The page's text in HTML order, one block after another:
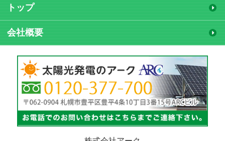
トップ
会社概要